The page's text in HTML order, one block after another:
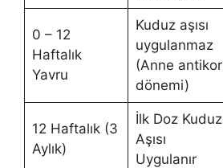
0 – 12
Haftalık
Yavru
Kuduz aşısı
uygulanmaz
(Anne antikor
dönemi)
12 Haftalık (3
Aylık)
İlk Doz Kuduz
Aşısı
Uygulanır